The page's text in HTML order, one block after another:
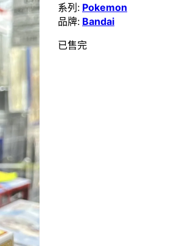
系列: Pokemon
品牌: Bandai
已售完